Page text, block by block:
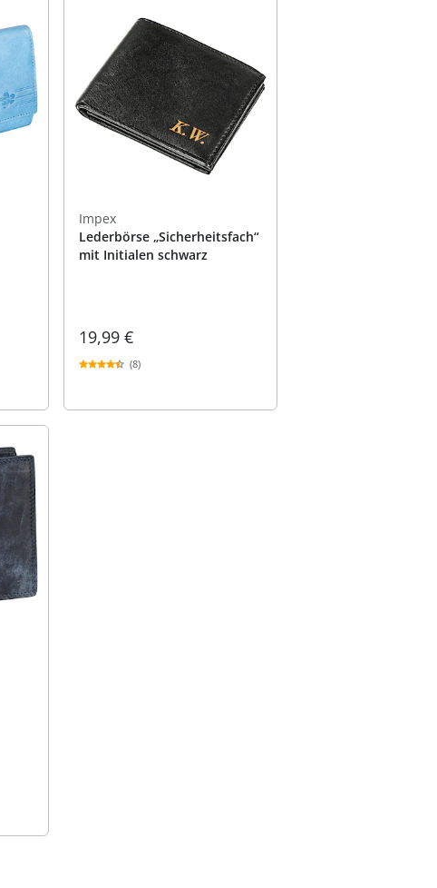
Impex
Lederbörse „Sicherheitsfach“
mit Initialen schwarz
19,99 €
(8)